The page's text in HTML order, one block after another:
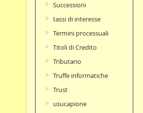
Successioni
tassi di interesse
Termini processuali
Titoli di Credito
Tributario
Truffe informatiche
Trust
usucapione